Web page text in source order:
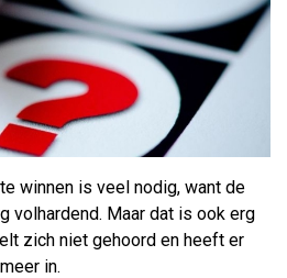
winnen is veel nodig, want de
volhardend. Maar dat is ook erg
zich niet gehoord en heeft er
in.